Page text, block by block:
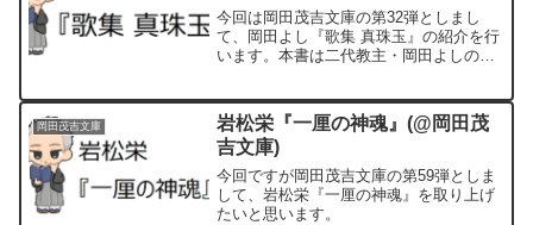
今回は岡田茂吉文庫の第32弾としまし
て、岡田よし『歌集 真珠玉』の紹介を行
います。本書は二代教主・岡田よしの十
れています。
岡田茂吉文庫
岩松栄『一厘の神魂』(@岡田茂
吉文庫)
今回ですが岡田茂吉文庫の第59弾としま
して、岩松栄『一厘の神魂』を取り上げ
たいと思います。